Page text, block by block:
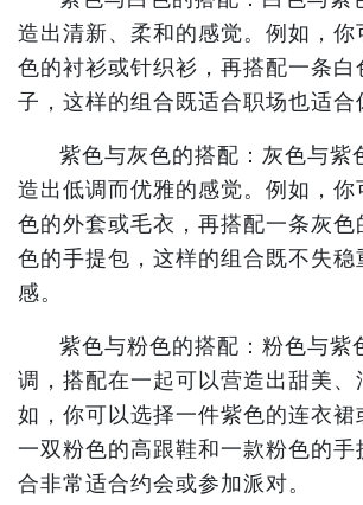
造出清新、柔和的感觉。例如，你
色的衬衫或针织衫，再搭配一条白
子，这样的组合既适合职场也适合
紫色与灰色的搭配：灰色与紫
造出低调而优雅的感觉。例如，你
色的外套或毛衣，再搭配一条灰色
色的手提包，这样的组合既不失稳
感。
紫色与粉色的搭配：粉色与紫
调，搭配在一起可以营造出甜美、
如，你可以选择一件紫色的连衣裙
一双粉色的高跟鞋和一款粉色的手
合非常适合约会或参加派对。